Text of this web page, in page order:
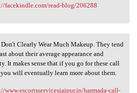
facekindle.com/read-blog/206288
Clearly Wear Much
Clearly Wear Much Makeup. They tend
about their average appearance and
It makes sense that if you go for these call
will eventually learn more about them.
www.escortsservicesjaipur.in/harmada-call-